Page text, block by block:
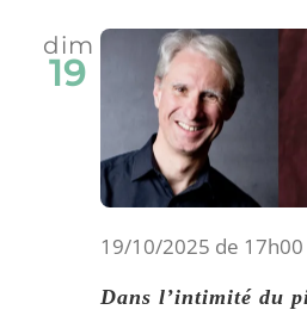
dim
19
Dans l’intimité du
19/10/2025 de 17h00